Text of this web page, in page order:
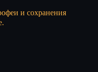
и сохранения